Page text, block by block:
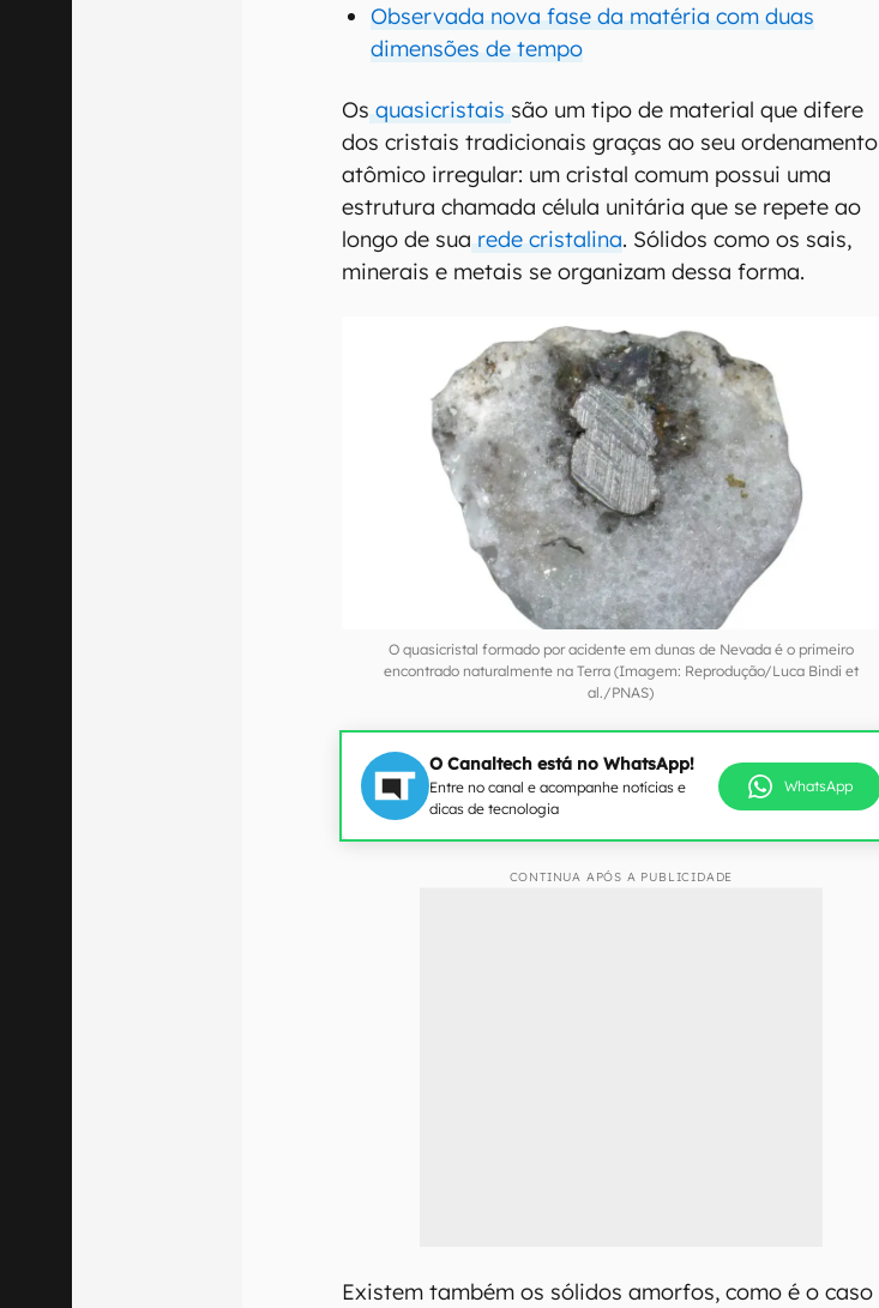
Observada nova fase da matéria com duas
dimensões de tempo
Os quasicristais são um tipo de material que difere
dos cristais tradicionais graças ao seu ordenamento
atômico irregular: um cristal comum possui uma
estrutura chamada célula unitária que se repete ao
longo de sua rede cristalina. Sólidos como os sais,
minerais e metais se organizam dessa forma.
O quasicristal formado por acidente em dunas de Nevada é o primeiro
encontrado naturalmente na Terra (Imagem: Reprodução/Luca Bindi et
al./PNAS)
O Canaltech está no WhatsApp!
Entre no canal e acompanhe notícias e
dicas de tecnologia
WhatsApp
CONTINUA APÓS A PUBLICIDADE
Existem também os sólidos amorfos, como é o caso